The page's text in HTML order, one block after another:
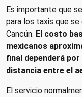
Es importante que
para los taxis que
Cancún. El costo
mexicanos
final dependerá
distancia entre el
El servicio